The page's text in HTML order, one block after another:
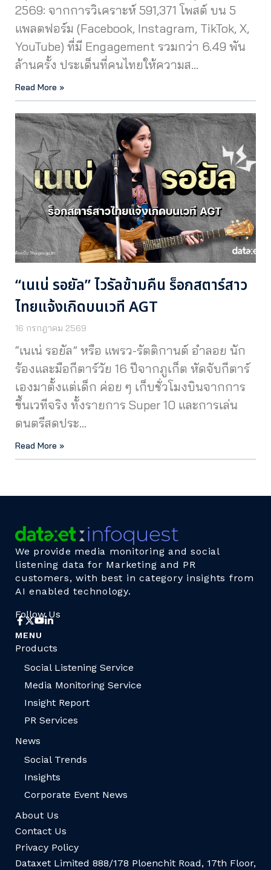
2569: จากการวิเคราะห์ 591,371 โพสต์ บน 5
แพลตฟอร์ม (Facebook, Instagram, TikTok, X,
YouTube) ที่มี Engagement รวมกว่า 6.49 พัน
ล้านครั้ง ประเด็นที่คนไทยให้ความส…
Read More »
“เนเน่ รอยัล” ไวรัลข้ามคืน ร็อกสตาร์สาว
ไทยแจ้งเกิดบนเวที AGT
16 กรกฎาคม 2569
“เนเน่ รอยัล” หรือ แพรว-รัตติกานต์ อำลอย นัก
ร้องและมือกีตาร์วัย 16 ปีจากภูเก็ต หัดจับกีตาร์
เองมาตั้งแต่เด็ก ค่อย ๆ เก็บชั่วโมงบินจากการ
ขึ้นเวทีจริง ทั้งรายการ Super 10 และการเล่น
ดนตรีสดประ…
Read More »
We provide media monitoring and social
listening data for Marketing and PR
customers, with best in category insights from
AI enabled technology.
Follow Us
MENU
Products
Social Listening Service
Media Monitoring Service
Insight Report
PR Services
News
Social Trends
Insights
Corporate Event News
About Us
Contact Us
Privacy Policy
Dataxet Limited 888/178 Ploenchit Road, 17th Floor,